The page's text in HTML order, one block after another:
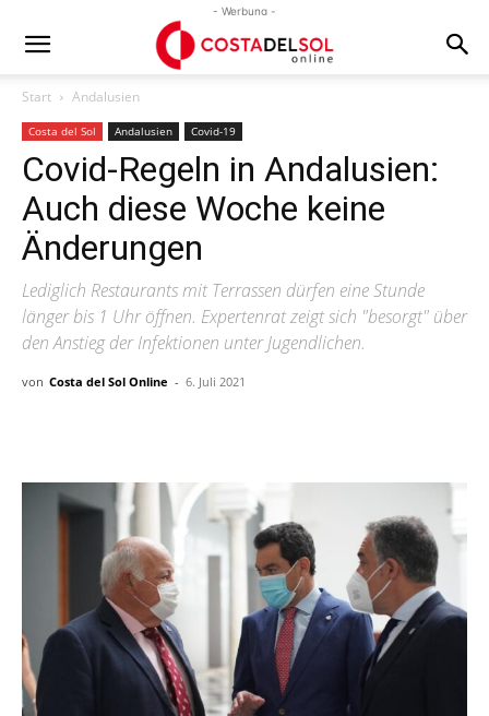
- Werbung -
Start Andalusien
Costa del Sol Andalusien Covid-19
Covid-Regeln in Andalusien:
Auch diese Woche keine
Änderungen
Lediglich Restaurants mit Terrassen dürfen eine Stunde
länger bis 1 Uhr öffnen. Expertenrat zeigt sich "besorgt" über
den Anstieg der Infektionen unter Jugendlichen.
von Costa del Sol Online - 6. Juli 2021